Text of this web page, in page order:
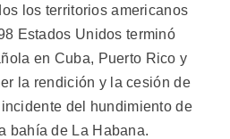
los territorios americanos
Estados Unidos terminó
en Cuba, Puerto Rico y
la rendición y la cesión de
del hundimiento de
bahía de La Habana.